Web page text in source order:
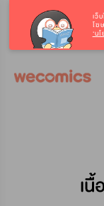
เว็
โฆ
‘น